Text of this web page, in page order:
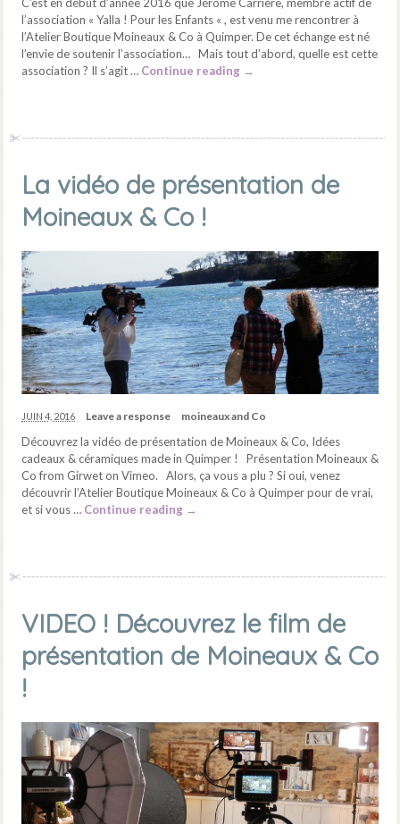
l’association « Yalla ! Pour les Enfants « , est venu me rencontrer à
l’Atelier Boutique Moineaux & Co à Quimper. De cet échange est né
l’envie de soutenir l’association… Mais tout d’abord, quelle est cette
association ? Il s’agit … Continue reading →
La vidéo de présentation de
Moineaux & Co !
JUIN 4, 2016 Leave a response moineaux and Co
Découvrez la vidéo de présentation de Moineaux & Co, Idées
cadeaux & céramiques made in Quimper ! Présentation Moineaux &
Co from Girwet on Vimeo. Alors, ça vous a plu ? Si oui, venez
découvrir l’Atelier Boutique Moineaux & Co à Quimper pour de vrai,
et si vous … Continue reading →
VIDEO ! Découvrez le film de
présentation de Moineaux & Co
!